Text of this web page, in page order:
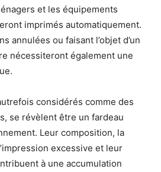
et les équipements
imprimés automatiquement.
annulées ou faisant l’objet d’un
nécessiteront également une
considérés comme des
se révèlent être un fardeau
Leur composition, la
excessive et leur
à une accumulation